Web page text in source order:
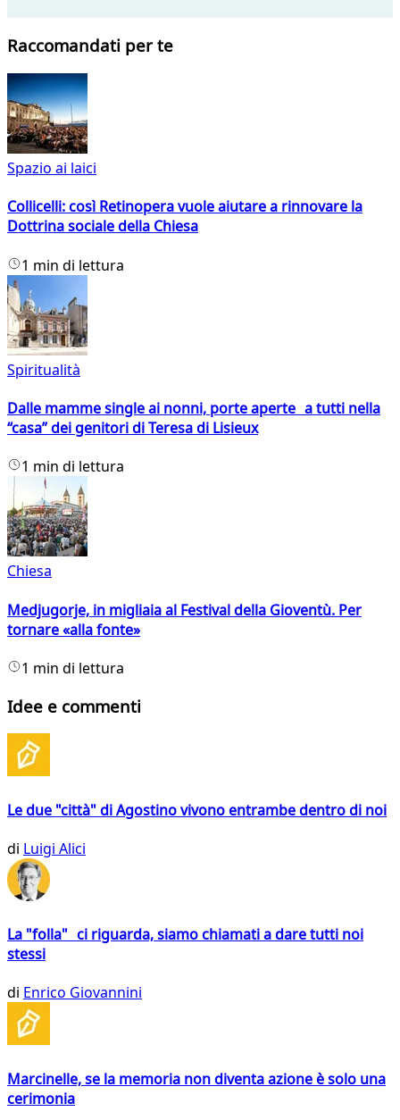
Raccomandati per te
Spazio ai laici
Collicelli: così Retinopera vuole aiutare a rinnovare la
Dottrina sociale della Chiesa
1 min di lettura
Spiritualità
Dalle mamme single ai nonni, porte aperte a tutti nella
“casa” dei genitori di Teresa di Lisieux
1 min di lettura
Chiesa
Medjugorje, in migliaia al Festival della Gioventù. Per
tornare «alla fonte»
1 min di lettura
Idee e commenti
Le due "città" di Agostino vivono entrambe dentro di noi
di Luigi Alici
La "folla" ci riguarda, siamo chiamati a dare tutti noi
stessi
di Enrico Giovannini
Marcinelle, se la memoria non diventa azione è solo una
cerimonia